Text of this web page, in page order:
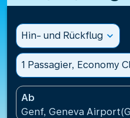
Hin- und Rückflug expand_more
1 Passagier, Economy
Ab
Genf, Geneva